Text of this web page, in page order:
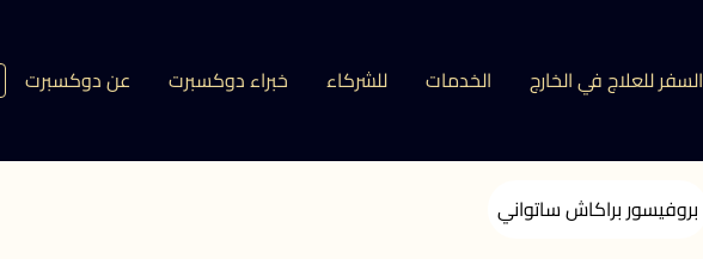
عن دوكسبرت خبراء دوكسبرت للشركاء الخدمات السفر للعلاج في الخارج
بروفيسور براكاش ساتواني